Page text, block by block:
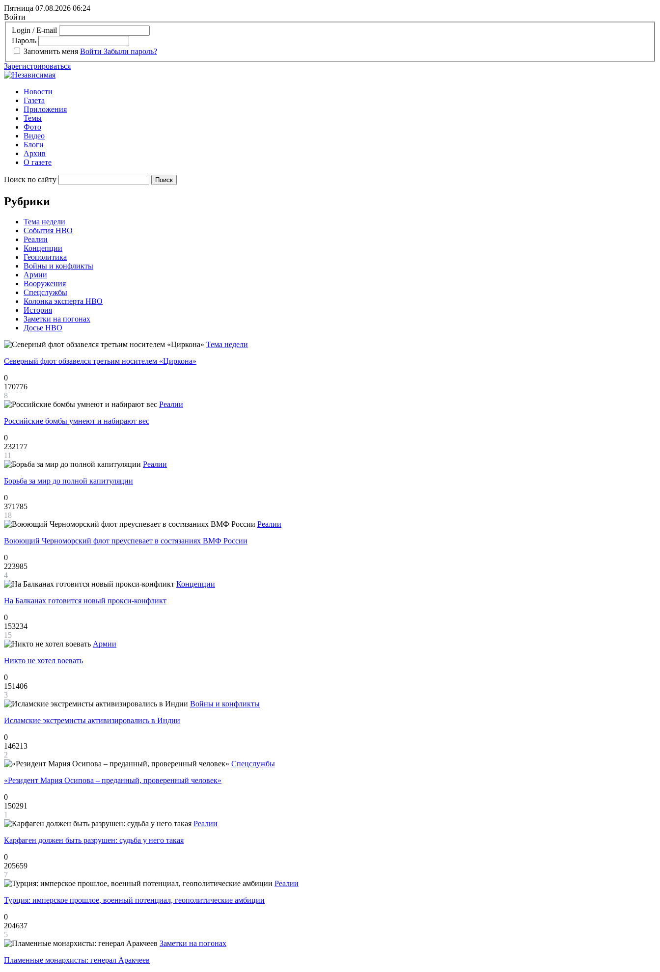
Пятница 07.08.2026 06:24
Войти
Login / E-mail
Пароль
Запомнить меня Войти Забыли пароль?
Зарегистрироваться
Новости
Газета
Приложения
Темы
Фото
Видео
Блоги
Архив
О газете
Поиск по сайту
Рубрики
Тема недели
События НВО
Реалии
Концепции
Геополитика
Войны и конфликты
Армии
Вооружения
Спецслужбы
Колонка эксперта НВО
История
Заметки на погонах
Досье НВО
Тема недели
Северный флот обзавелся третьим носителем «Циркона»
0
170776
8
Реалии
Российские бомбы умнеют и набирают вес
0
232177
11
Реалии
Борьба за мир до полной капитуляции
0
371785
18
Реалии
Воюющий Черноморский флот преуспевает в состязаниях ВМФ России
0
223985
4
Концепции
На Балканах готовится новый прокси-конфликт
0
153234
15
Армии
Никто не хотел воевать
0
151406
3
Войны и конфликты
Исламские экстремисты активизировались в Индии
0
146213
2
Спецслужбы
«Резидент Мария Осипова – преданный, проверенный человек»
0
150291
1
Реалии
Карфаген должен быть разрушен: судьба у него такая
0
205659
7
Реалии
Турция: имперское прошлое, военный потенциал, геополитические амбиции
0
204637
5
Заметки на погонах
Пламенные монархисты: генерал Аракчеев